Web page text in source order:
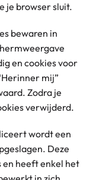
je browser sluit.
bewaren in
en cookies voor
mij”
Zodra je
verwijderd.
wordt een
Deze
en heeft enkel het